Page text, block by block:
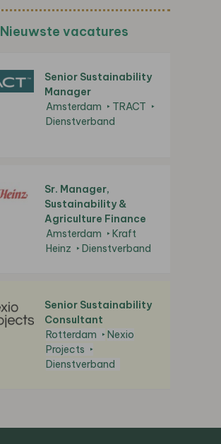
Nieuwste vacatures
Senior Sustainability
Manager
Amsterdam
TRACT
Dienstverband
Sr. Manager,
Sustainability &
Agriculture Finance
Amsterdam
Kraft
Heinz
Dienstverband
Senior Sustainability
Consultant
Rotterdam
Nexio
Projects
Dienstverband